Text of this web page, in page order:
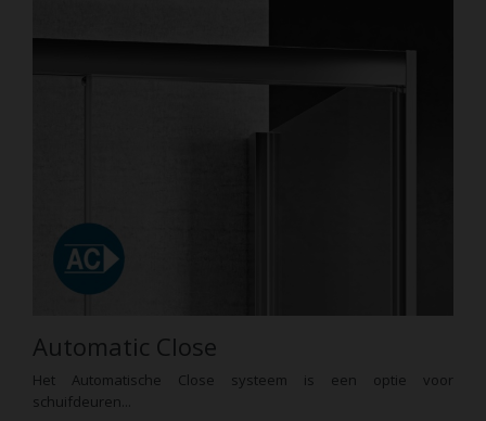
Automatic Close
Het Automatische Close systeem is een optie voor
schuifdeuren...